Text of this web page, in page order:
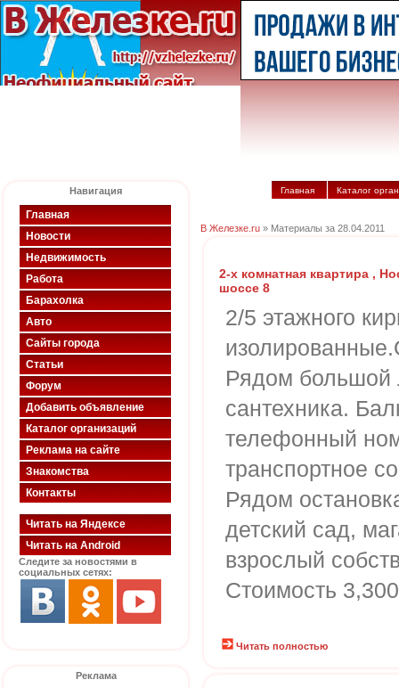
Навигация
Главная
Новости
Недвижимость
Работа
Барахолка
Авто
Сайты города
Статьи
Форум
Добавить объявление
Каталог организаций
Реклама на сайте
Знакомства
Контакты
Читать на Яндексе
Читать на Android
Следите за новостями в
социальных сетях:
Реклама
Главная Каталог
В Железке.ru » Материалы за 28.04.2011
2-х комнатная квартира ,
шоссе 8
2/5 этажного
Рядом большой
сантехника.
телефонный
транспортное
Рядом
детский сад,
взрослый
Стоимость
Читать полностью